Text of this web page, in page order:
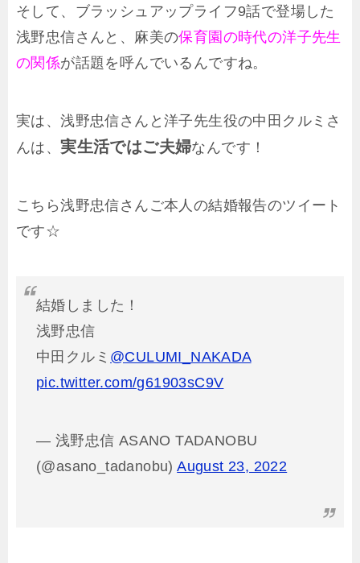
そして、ブラッシュアップライフ9話で登場した
浅野忠信さんと、麻美の保育園の時代の洋子先生
の関係が話題を呼んでいるんですね。
実は、浅野忠信さんと洋子先生役の中田クルミさ
んは、実生活ではご夫婦なんです！
こちら浅野忠信さんご本人の結婚報告のツイート
です☆
結婚しました！
浅野忠信
中田クルミ @CULUMI_NAKADA
pic.twitter.com/g61903sC9V
— 浅野忠信 ASANO TADANOBU
(@asano_tadanobu)August 23, 2022